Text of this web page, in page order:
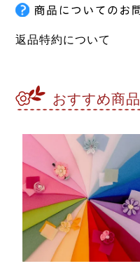
返品特約について
おすすめ商品